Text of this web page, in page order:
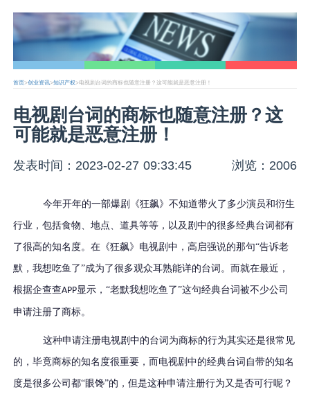
首页>创业资讯>知识产权>电视剧台词的商标也随意注册？这可能就是恶意注册！
电视剧台词的商标也随意注册？这
可能就是恶意注册！
发表时间：2023-02-27 09:33:45 浏览：2006
今年开年的一部爆剧《狂飙》不知道带火了多少演员和衍生
行业，包括食物、地点、道具等等，以及剧中的很多经典台词都有
了很高的知名度。在《狂飙》电视剧中，高启强说的那句“告诉老
默，我想吃鱼了”成为了很多观众耳熟能详的台词。而就在最近，
根据企查查APP显示，“老默我想吃鱼了”这句经典台词被不少公司
申请注册了商标。
这种申请注册电视剧中的台词为商标的行为其实还是很常见
的，毕竟商标的知名度很重要，而电视剧中的经典台词自带的知名
度是很多公司都“眼馋”的，但是这种申请注册行为又是否可行呢？